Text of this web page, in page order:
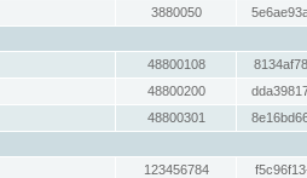
3880050
48800108
48800200
48800301
123456784